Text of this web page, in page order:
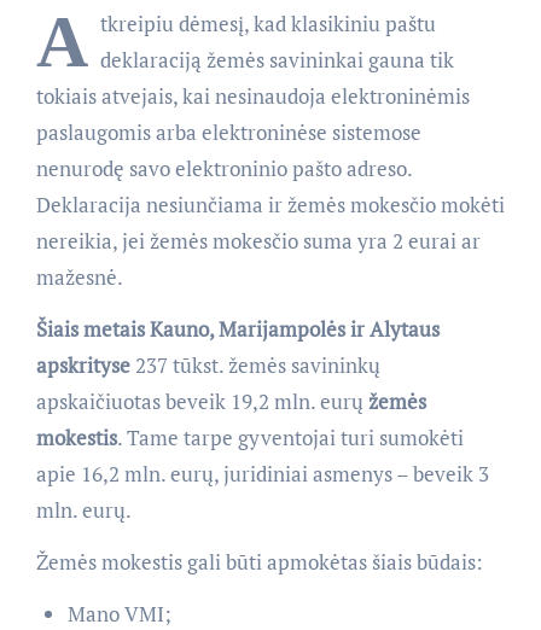
A tkreipiu dėmesį, kad klasikiniu paštu
deklaraciją žemės savininkai gauna tik
tokiais atvejais, kai nesinaudoja elektroninėmis
paslaugomis arba elektroninėse sistemose
nenurodę savo elektroninio pašto adreso.
Deklaracija nesiunčiama ir žemės mokesčio mokėti
nereikia, jei žemės mokesčio suma yra 2 eurai ar
mažesnė.
Šiais metais Kauno, Marijampolės ir Alytaus
apskrityse237 tūkst. žemės savininkų
apskaičiuotas beveik 19,2 mln. eurų žemės
mokestis. Tame tarpe gyventojai turi sumokėti
apie 16,2 mln. eurų, juridiniai asmenys – beveik 3
mln. eurų.
Žemės mokestis gali būti apmokėtas šiais būdais:
Mano VMI;